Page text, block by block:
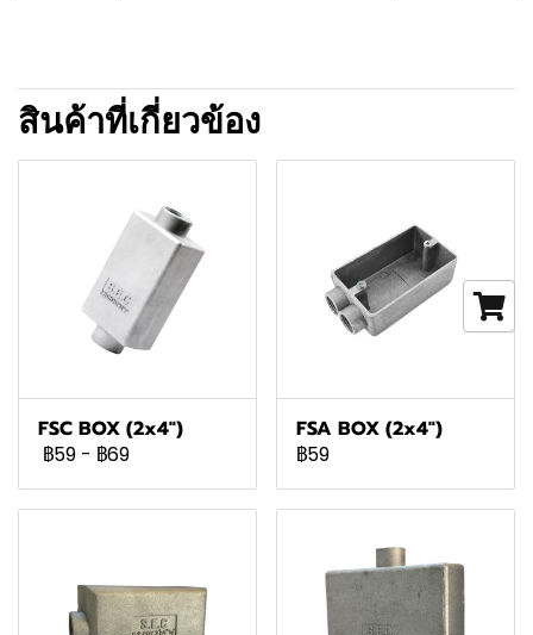
สินค้าที่เกี่ยวข้อง
FSC BOX (2x4")
฿59 - ฿69
FSA BOX (2x4")
฿59